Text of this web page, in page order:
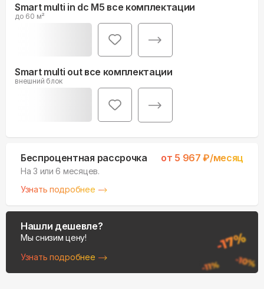
Smart multi in dc M5 все комплектации
до 60 м²
Smart multi out все комплектации
внешний блок
Беспроцентная рассрочка от 5 967 ₽/месяц
На 3 или 6 месяцев.
Узнать подробнее
Нашли дешевле?
Мы снизим цену!
Узнать подробнее